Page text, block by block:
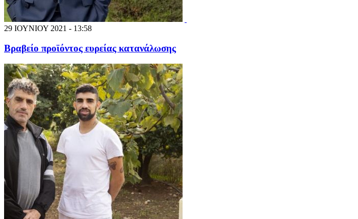
29 ΙΟΥΝΙΟΥ 2021 - 13:58
Βραβείο προϊόντος ευρείας κατανάλωσης